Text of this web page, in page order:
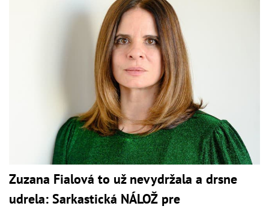
Zuzana Fialová to už nevydržala a drsne
udrela: Sarkastická NÁLOŽ pre